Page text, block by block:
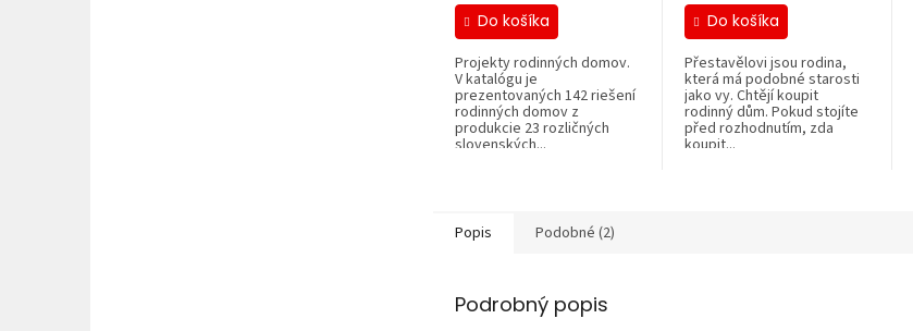
Do košíka
Projekty rodinných domov.
V katalógu je
prezentovaných 142 riešení
rodinných domov z
produkcie 23 rozličných
slovenských...
Do košíka
Přestavělovi jsou rodina,
která má podobné starosti
jako vy. Chtějí koupit
rodinný dům. Pokud stojíte
před rozhodnutím, zda
koupit...
Popis Podobné (2)
Podrobný popis